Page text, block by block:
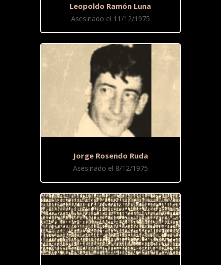
Leopoldo Ramón Luna
Asesinado el 11/12/1975
Jorge Rosendo Ruda
Asesinado el 8/12/1975